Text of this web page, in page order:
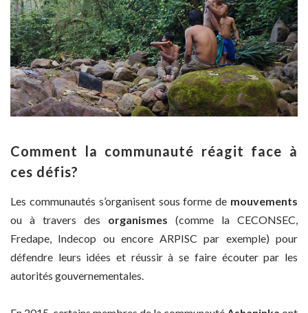
Comment la communauté réagit face à
ces défis?
Les communautés s’organisent sous forme de mouvements
ou à travers des organismes (comme la CECONSEC,
Fredape, Indecop ou encore ARPISC par exemple) pour
défendre leurs idées et réussir à se faire écouter par les
autorités gouvernementales.